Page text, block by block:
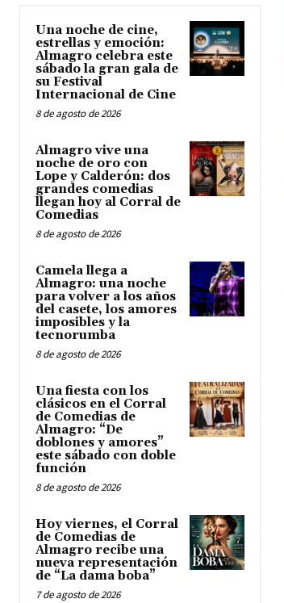
Una noche de cine,
estrellas y emoción:
Almagro celebra este
sábado la gran gala de
su Festival
Internacional de Cine
8 de agosto de 2026
Almagro vive una
noche de oro con
Lope y Calderón: dos
grandes comedias
llegan hoy al Corral de
Comedias
8 de agosto de 2026
Camela llega a
Almagro: una noche
para volver a los años
del casete, los amores
imposibles y la
tecnorumba
8 de agosto de 2026
Una fiesta con los
clásicos en el Corral
de Comedias de
Almagro: “De
doblones y amores”
este sábado con doble
función
8 de agosto de 2026
Hoy viernes, el Corral
de Comedias de
Almagro recibe una
nueva representación
de “La dama boba”
7 de agosto de 2026